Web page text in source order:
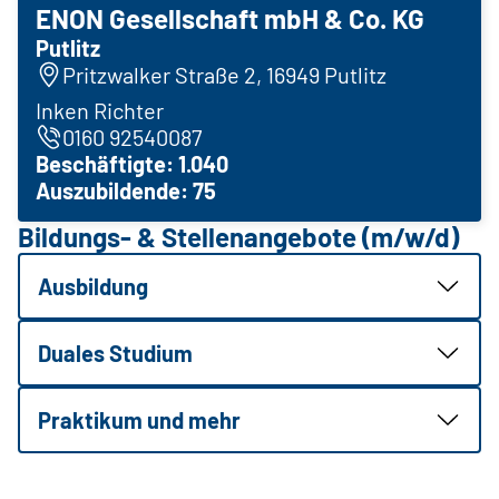
ENON Gesellschaft mbH & Co. KG
Putlitz
Pritzwalker Straße 2, 16949 Putlitz
Inken Richter
0160 92540087
Beschäftigte: 1.040
Auszubildende: 75
Bildungs- & Stellenangebote (m/w/d)
Ausbildung
Duales Studium
Praktikum und mehr